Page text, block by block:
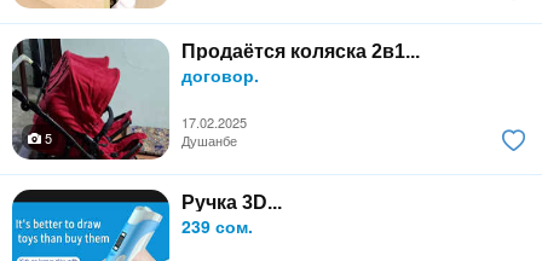
Продаётся коляска 2в1...
договор.
17.02.2025
5
Душанбе
Ручка 3D...
239 сом.